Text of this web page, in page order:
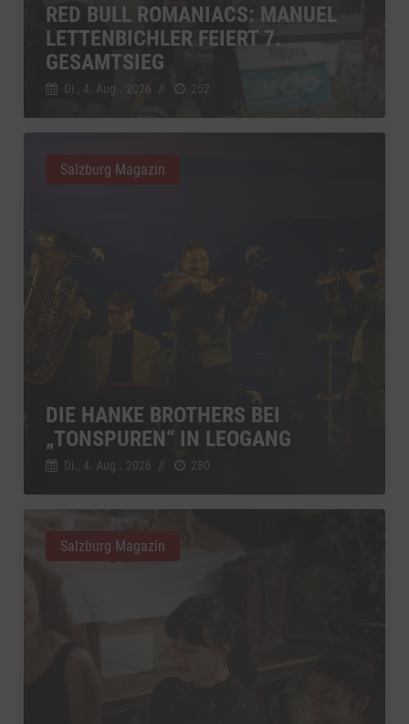
RED BULL ROMANIACS: MANUEL
LETTENBICHLER FEIERT 7.
GESAMTSIEG
Di., 4. Aug.. 2026 // 252
DIE HANKE BROTHERS BEI
„TONSPUREN“ IN LEOGANG
Di., 4. Aug.. 2026 // 280
Salzburg Magazin
Salzburg Magazin